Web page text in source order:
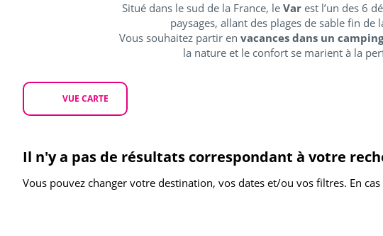
Situé dans le sud de la France, le Varest l’un des 6
paysages, allant des plages de sable fin
Vous souhaitez partir en vacances dans un
la nature et le confort se marient à la
VUE CARTE
Il n'y a pas de résultats correspondant à votre
Vous pouvez changer votre destination, vos dates et/ou vos filtres. En